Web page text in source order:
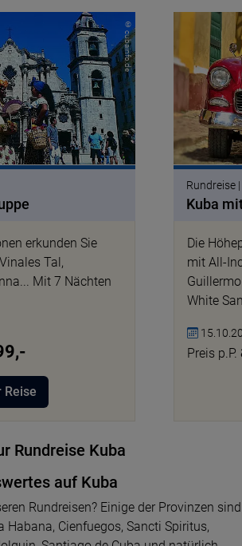
© cubainfo.de
erkunden Sie
Tal,
Mit 7 Nächten
Reise
Rundreise
Kuba
Die
mit All-
White
Preis p.P.
Rundreise Kuba
auf Kuba
Rundreisen? Einige der Provinzen sind
Habana, Cienfuegos, Sancti Spiritus,